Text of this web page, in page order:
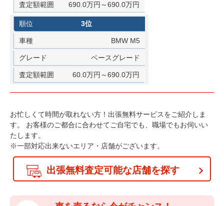
690.0万円～690.0万円
3位
BMW M5
ベースグレード
60.0万円～690.0万円
お忙しくて時間が取れない方！出張無料サービスをご紹介しま
す。
お客様のご都合に合わせてご自宅でも、職場でもお伺いい
たします。
※一部対応出来ないエリア・店舗がございます。
出張無料査定可能な店舗を探す